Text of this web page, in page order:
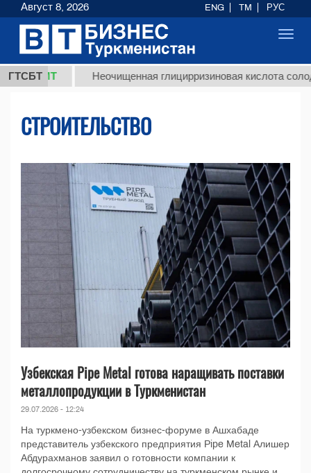
ГТСБТ Неочищенная глицирризиновая кислота солодкового
СТРОИТЕЛЬСТВО
Узбекская Pipe Metal готова наращивать поставки
металлопродукции в Туркменистан
29.07.2026 - 12:24
На туркмено-узбекском бизнес-форуме в Ашхабаде
представитель узбекского предприятия Pipe Metal Алишер
Абдурахманов заявил о готовности компании к
Август 8, 2026 ENG TM РУС